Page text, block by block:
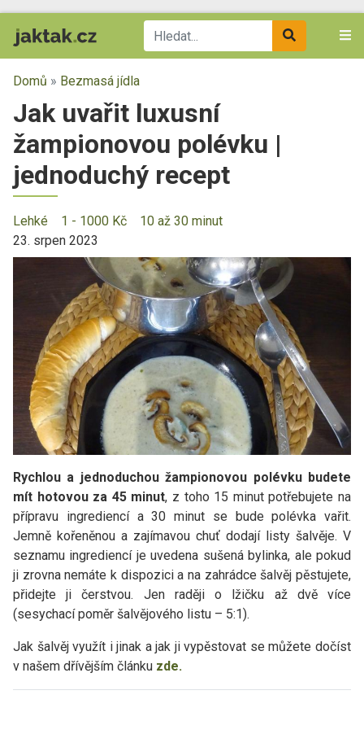
Domů » Bezmasá jídla
Jak uvařit luxusní
žampionovou polévku |
jednoduchý recept
Lehké 1 - 1000 Kč
10 až 30 minut
23. srpen 2023
Rychlou a jednoduchou žampionovou polévku budete
mít hotovou za 45 minut, z toho 15 minut potřebujete na
přípravu ingrediencí a 30 minut se bude polévka vařit.
Jemně kořeněnou a zajímavou chuť dodají listy šalvěje. V
seznamu ingrediencí je uvedena sušená bylinka, ale pokud
ji zrovna nemáte k dispozici a na zahrádce šalvěj pěstujete,
přidejte ji čerstvou. Jen raději o lžičku až dvě více
(sesychací poměr šalvějového listu – 5:1).
Jak šalvěj využít i jinak a jak ji vypěstovat se můžete dočíst
v našem dřívějším článku zde.